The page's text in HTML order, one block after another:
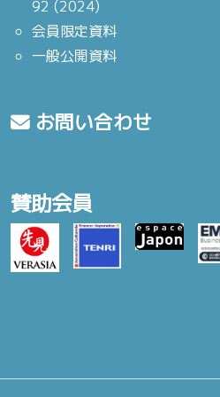
92 (2024)
会員限定資料
一般公開資料
お問い合わせ
賛助会員